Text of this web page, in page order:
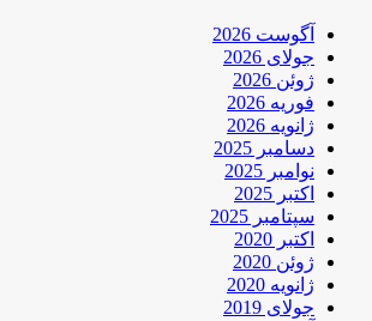
آگوست 2026
جولای 2026
ژوئن 2026
فوریه 2026
ژانویه 2026
دسامبر 2025
نوامبر 2025
اکتبر 2025
سپتامبر 2025
اکتبر 2020
ژوئن 2020
ژانویه 2020
جولای 2019